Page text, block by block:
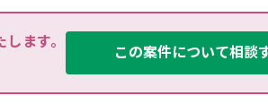
ます。
この案件について相談